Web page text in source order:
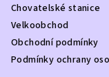
Chovatelské stanice
Velkoobchod
Obchodní podmínky
Podmínky ochrany